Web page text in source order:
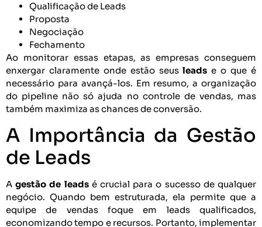
Qualificação de Leads
Proposta
Negociação
Fechamento
Ao monitorar essas etapas, as empresas conseguem
enxergar claramente onde estão seusleads e o que é
necessário para avançá-los. Em resumo, a organização
do pipeline não só ajuda no controle de vendas, mas
também maximiza as chances de conversão.
A Importância da Gestão
de Leads
Agestão de leadsé crucial para o sucesso de qualquer
negócio. Quando bem estruturada, ela permite que a
equipe de vendas foque em leads qualificados,
economizando tempo e recursos. Portanto, implementar